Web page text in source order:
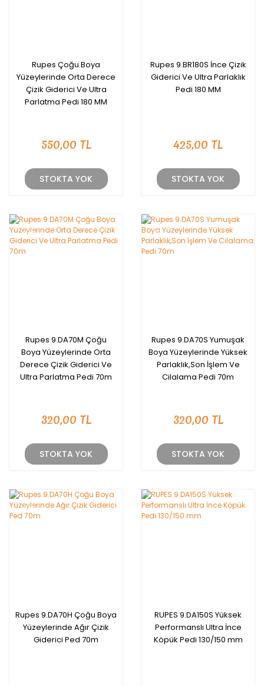
Rupes Çoğu Boya
Yüzeylerinde Orta Derece
Çizik Giderici Ve Ultra
Parlatma Pedi 180 MM
550,00 TL
STOKTA YOK
Rupes 9.BR180S İnce Çizik
Giderici Ve Ultra Parlaklık
Pedi 180 MM
425,00 TL
STOKTA YOK
YENİ
Rupes 9.DA70M Çoğu
Boya Yüzeylerinde Orta
Derece Çizik Giderici Ve
Ultra Parlatma Pedi 70m
320,00 TL
STOKTA YOK
YENİ
Rupes 9.DA70S Yumuşak
Boya Yüzeylerinde Yüksek
Parlaklık,Son İşlem Ve
Cilalama Pedi 70m
320,00 TL
STOKTA YOK
YENİ
Rupes 9.DA70H Çoğu Boya
Yüzeylerinde Ağır Çizik
Giderici Ped 70m
RUPES 9.DA150S Yüksek
Performanslı Ultra İnce
Köpük Pedi 130/150 mm